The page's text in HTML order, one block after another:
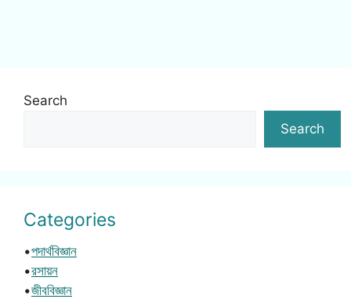
Search
Search
Categories
•পদার্থবিজ্ঞান
•রসায়ন
•জীববিজ্ঞান